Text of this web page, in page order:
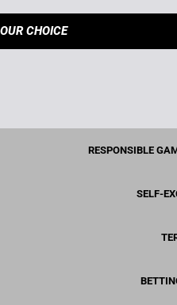
OUR CHOICE
RESPONSIBLE
SELF-